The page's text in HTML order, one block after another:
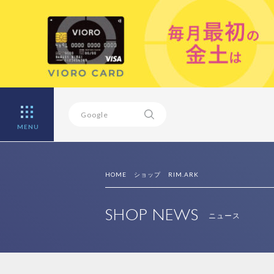
MENU
HOME ショップ RIM.ARK
SHOP NEWS ニュース